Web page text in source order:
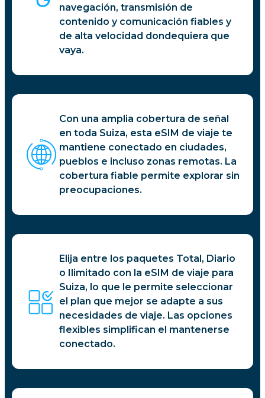
navegación, transmisión de
contenido y comunicación fiables y
de alta velocidad dondequiera que
vaya.
Con una amplia cobertura de señal
en toda Suiza, esta eSIM de viaje te
mantiene conectado en ciudades,
pueblos e incluso zonas remotas. La
cobertura fiable permite explorar sin
preocupaciones.
Elija entre los paquetes Total, Diario
o Ilimitado con la eSIM de viaje para
Suiza, lo que le permite seleccionar
el plan que mejor se adapte a sus
necesidades de viaje. Las opciones
flexibles simplifican el mantenerse
conectado.